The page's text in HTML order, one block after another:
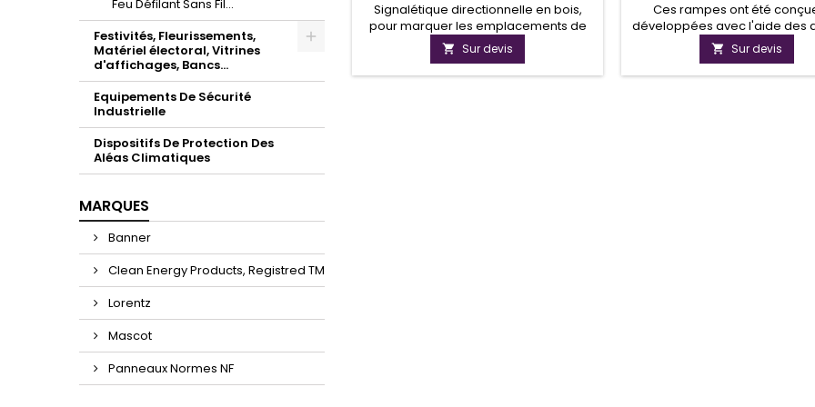
Feu Défilant Sans Fil...
Festivités, Fleurissements,
Matériel électoral, Vitrines
d'affichages, Bancs...
Equipements De Sécurité
Industrielle
Dispositifs De Protection Des
Aléas Climatiques
MARQUES
Banner
Clean Energy Products, Registred TM
Lorentz
Mascot
Panneaux Normes NF
Signalétique directionnelle en bois,
pour marquer les emplacements de
stationnement réserver aux personnes
à mobilités réduites.
 Sur devis
Ces rampes ont été
développées avec l'aide des
gouvernementales et les
de personnes handicapées.
permettent un accès
 Sur devis